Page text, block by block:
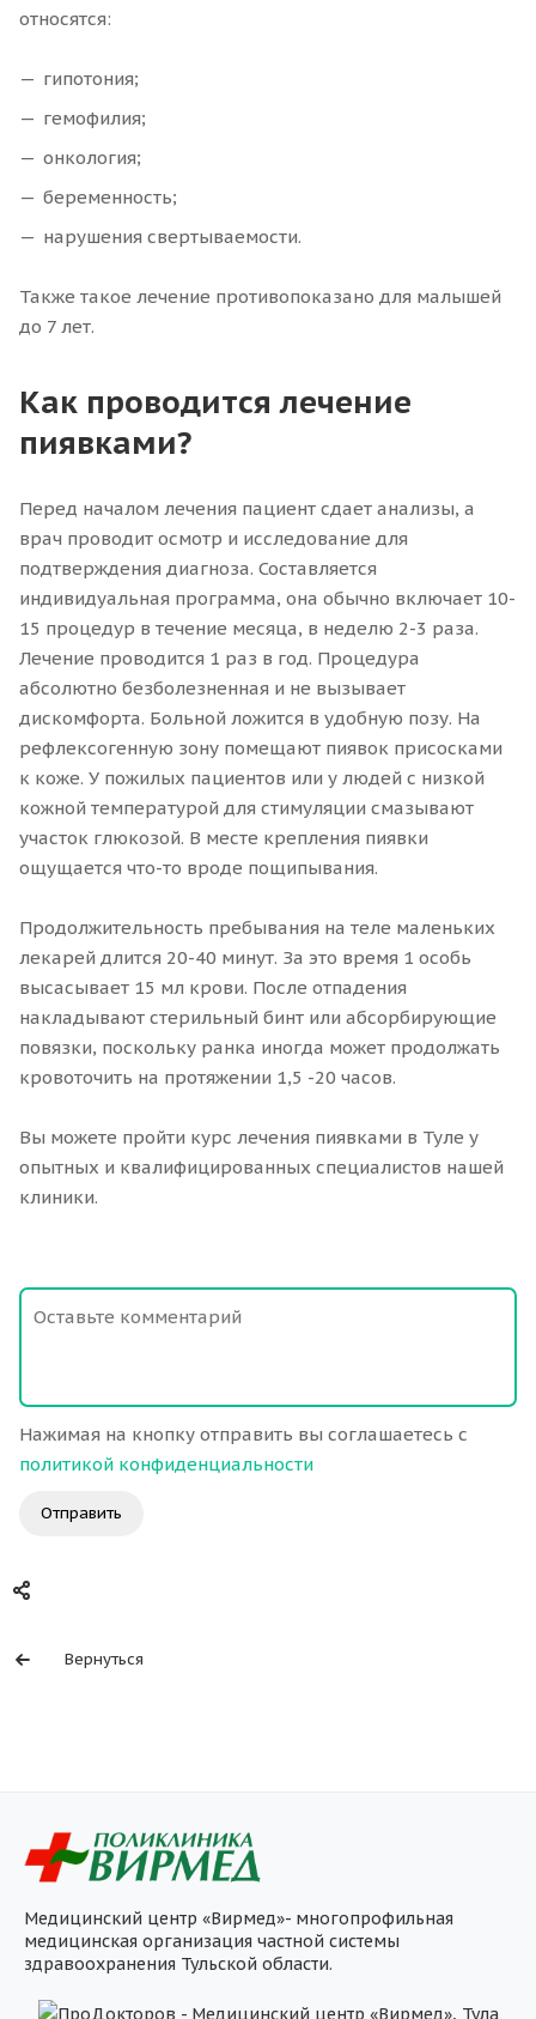
относятся:
гипотония;
гемофилия;
онкология;
беременность;
нарушения свертываемости.
Также такое лечение противопоказано для малышей
до 7 лет.
Как проводится лечение
пиявками?
Перед началом лечения пациент сдает анализы, а
врач проводит осмотр и исследование для
подтверждения диагноза. Составляется
индивидуальная программа, она обычно включает 10-
15 процедур в течение месяца, в неделю 2-3 раза.
Лечение проводится 1 раз в год. Процедура
абсолютно безболезненная и не вызывает
дискомфорта. Больной ложится в удобную позу. На
рефлексогенную зону помещают пиявок присосками
к коже. У пожилых пациентов или у людей с низкой
кожной температурой для стимуляции смазывают
участок глюкозой. В месте крепления пиявки
ощущается что-то вроде пощипывания.
Продолжительность пребывания на теле маленьких
лекарей длится 20-40 минут. За это время 1 особь
высасывает 15 мл крови. После отпадения
накладывают стерильный бинт или абсорбирующие
повязки, поскольку ранка иногда может продолжать
кровоточить на протяжении 1,5 -20 часов.
Вы можете пройти курс лечения пиявками в Туле у
опытных и квалифицированных специалистов нашей
клиники.
Нажимая на кнопку отправить вы соглашаетесь с
политикой конфиденциальности
Отправить
Вернуться
Медицинский центр «Вирмед»- многопрофильная
медицинская организация частной системы
здравоохранения Тульской области.